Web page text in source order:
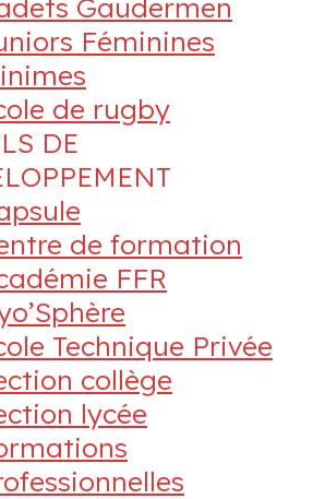
Gaudermen
Féminines
de rugby
DE
de formation
FFR
Technique Privée
collège
lycée